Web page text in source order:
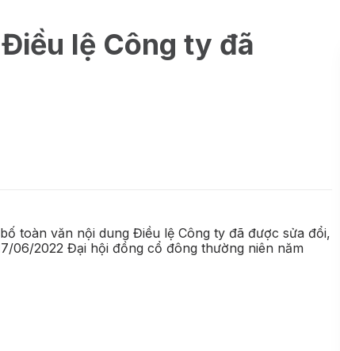
lệ Công ty đã
toàn văn nội dung Điều lệ Công ty đã được sửa đổi,
06/2022 Đại hội đồng cổ đông thường niên năm